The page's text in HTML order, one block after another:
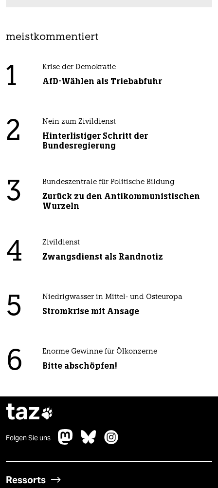
meistkommentiert
1 Krise der Demokratie
AfD-Wählen als Triebabfuhr
2 Nein zum Zivildienst
Hinterlistiger Schritt der
Bundesregierung
3 Bundeszentrale für Politische Bildung
Zurück zu den Antikommunistischen
Wurzeln
4 Zivildienst
Zwangsdienst als Randnotiz
5 Niedrigwasser in Mittel- und Osteuropa
Stromkrise mit Ansage
6 Enorme Gewinne für Ölkonzerne
Bitte abschöpfen!
taz
Folgen Sie uns
Ressorts